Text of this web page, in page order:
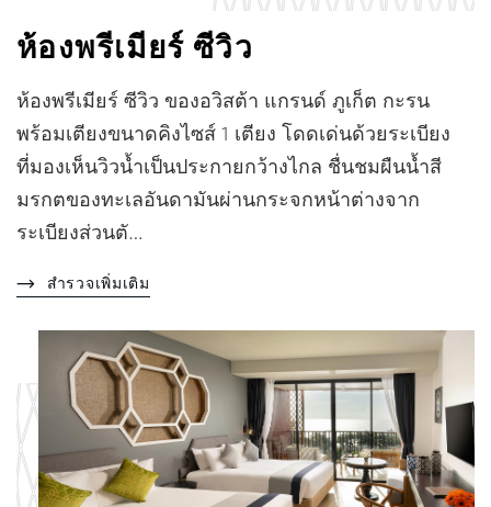
ห้องพรีเมียร์ ซีวิว
ห้องพรีเมียร์ ซีวิว ของอวิสต้า แกรนด์ ภูเก็ต กะรน
พร้อมเตียงขนาดคิงไซส์ 1 เตียง โดดเด่นด้วยระเบียง
ที่มองเห็นวิวน้ำเป็นประกายกว้างไกล ชื่นชมผืนน้ำสี
มรกตของทะเลอันดามันผ่านกระจกหน้าต่างจาก
ระเบียงส่วนตั…
สำรวจเพิ่มเติม